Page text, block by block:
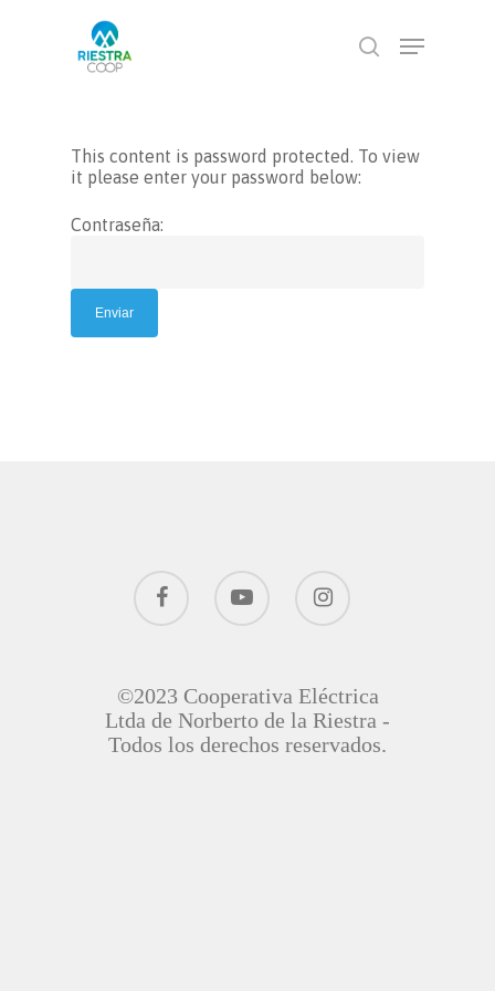
This content is password protected. To view
it please enter your password below:
Contraseña:
©2023 Cooperativa Eléctrica
Ltda de Norberto de la Riestra -
Todos los derechos reservados.